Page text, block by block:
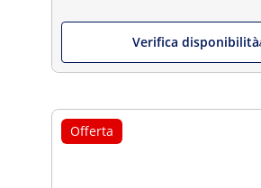
Verifica disponibilità
Offerta